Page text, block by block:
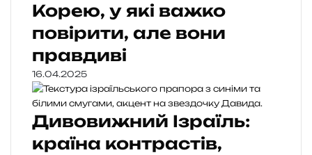
Корею, у які важко
повірити, але вони
правдиві
16.04.2025
Дивовижний Ізраїль:
країна контрастів,